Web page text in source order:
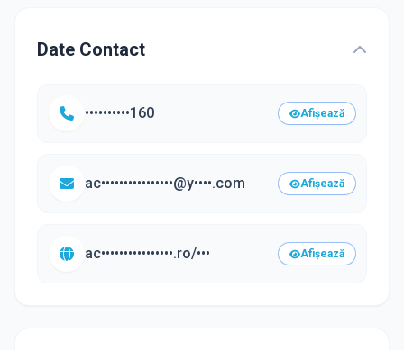
Date Contact
••••••••••160 Afișează
ac••••••••••••••••@y••••.com Afișează
ac••••••••••••••••.ro/••• Afișează